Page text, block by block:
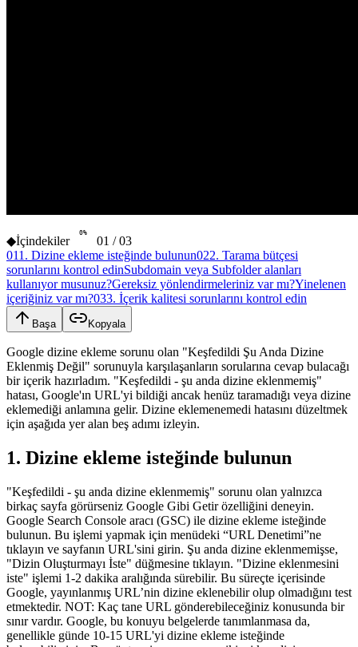
◆İçindekiler
0%
01 /03
011. Dizine ekleme isteğinde bulunun022. Tarama bütçesi
sorunlarını kontrol edinSubdomain veya Subfolder alanları
kullanıyor musunuz?Gereksiz yönlendirmeleriniz var mı?Yinelenen
içeriğiniz var mı?033. İçerik kalitesi sorunlarını kontrol edin
Başa Kopyala
Google dizine ekleme sorunu olan "Keşfedildi Şu Anda Dizine
Eklenmiş Değil" sorunuyla karşılaşanların sorularına cevap bulacağı
bir içerik hazırladım. "Keşfedildi - şu anda dizine eklenmemiş"
hatası, Google'ın URL'yi bildiği ancak henüz taramadığı veya dizine
eklemediği anlamına gelir. Dizine eklemenemedi hatasını düzeltmek
için aşağıda yer alan beş adımı izleyin.
1. Dizine ekleme isteğinde bulunun
"Keşfedildi - şu anda dizine eklenmemiş" sorunu olan yalnızca
birkaç sayfa görürseniz Google Gibi Getir özelliğini deneyin.
Google Search Console aracı (GSC) ile dizine ekleme isteğinde
bulunun. Bu işlemi yapmak için menüdeki “URL Denetimi”ne
tıklayın ve sayfanın URL'sini girin. Şu anda dizine eklenmemişse,
"Dizin Oluşturmayı İste" düğmesine tıklayın. "Dizine eklenmesini
iste" işlemi 1-2 dakika aralığında sürebilir. Bu süreçte içerisinde
Google, yayınlanmış URL’nin dizine eklenebilir olup olmadığını test
etmektedir. NOT: Kaç tane URL gönderebileceğiniz konusunda bir
sınır vardır. Google, bu konuyu belgelerde tanımlanmasa da,
genellikle günde 10-15 URL'yi dizine ekleme isteğinde